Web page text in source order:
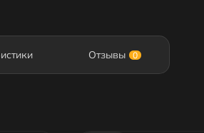
Отзывы 0